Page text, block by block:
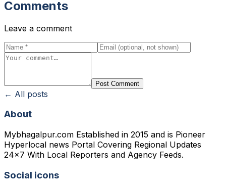
Comments
Leave a comment
Post Comment
← All posts
About
Mybhagalpur.com Established in 2015 and is Pioneer
Hyperlocal news Portal Covering Regional Updates
24x7 With Local Reporters and Agency Feeds.
Social icons